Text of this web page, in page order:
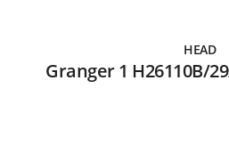
HEAD
Granger 1 H26110B/